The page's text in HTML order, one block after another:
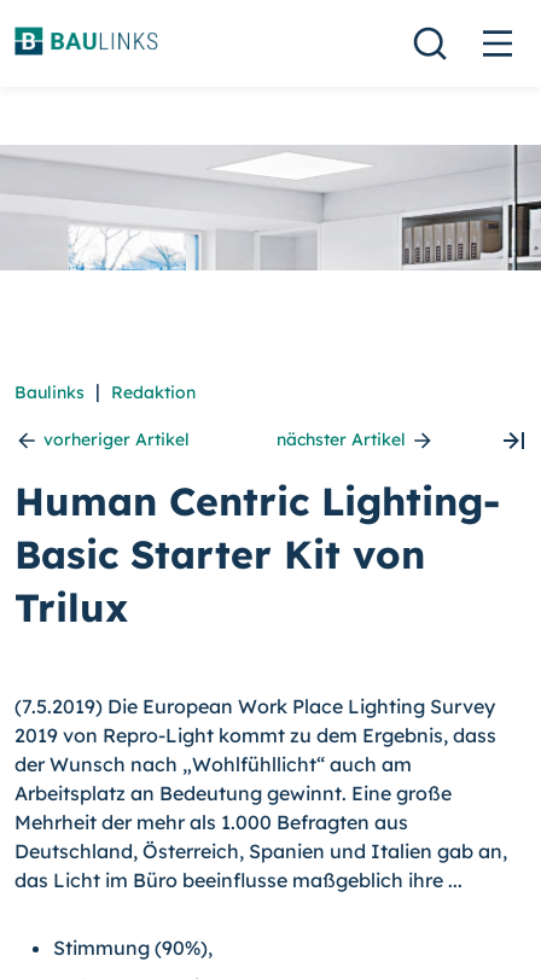
Baulinks | Redaktion
vorheriger Artikel nächster Artikel
Human Centric Lighting-
Basic Starter Kit von
Trilux
(7.5.2019) Die European Work Place Lighting Survey
2019 von Repro-Light kommt zu dem Ergebnis, dass
der Wunsch nach „Wohlfühllicht“ auch am
Arbeitsplatz an Bedeutung gewinnt. Eine große
Mehrheit der mehr als 1.000 Befragten aus
Deutschland, Österreich, Spanien und Italien gab an,
das Licht im Büro beeinflusse maßgeblich ihre ...
Stimmung (90%),